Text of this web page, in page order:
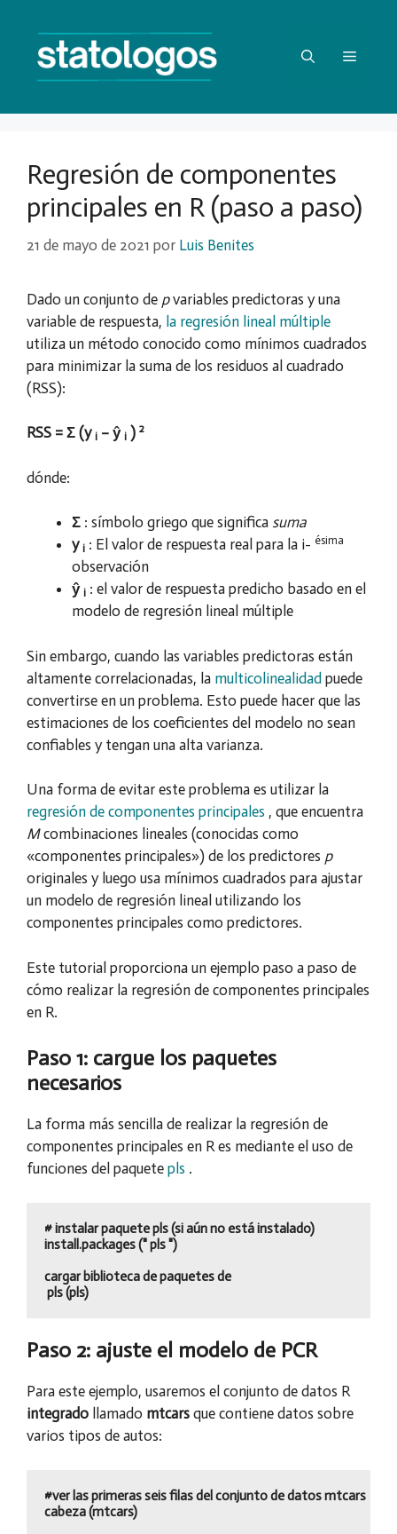
contenido
Menú
Regresión de componentes
principales en R (paso a paso)
21 de mayo de 2021 por Luis Benites
Dado un conjunto de pvariables predictoras y una
variable de respuesta, la regresión lineal múltiple
utiliza un método conocido como mínimos cuadrados
para minimizar la suma de los residuos al cuadrado
(RSS):
RSS = Σ (y i – ŷ i ) 2
dónde:
Σ : símbolo griego que significa suma
y i : El valor de respuesta real para la i- ésima
observación
ŷ i : el valor de respuesta predicho basado en el
modelo de regresión lineal múltiple
Sin embargo, cuando las variables predictoras están
altamente correlacionadas, la multicolinealidad puede
convertirse en un problema. Esto puede hacer que las
estimaciones de los coeficientes del modelo no sean
confiables y tengan una alta varianza.
Una forma de evitar este problema es utilizar la
regresión de componentes principales , que encuentra
Mcombinaciones lineales (conocidas como
«componentes principales») de los predictores p
originales y luego usa mínimos cuadrados para ajustar
un modelo de regresión lineal utilizando los
componentes principales como predictores.
Este tutorial proporciona un ejemplo paso a paso de
cómo realizar la regresión de componentes principales
en R.
Paso 1: cargue los paquetes
necesarios
La forma más sencilla de realizar la regresión de
componentes principales en R es mediante el uso de
funciones del paquete pls .
# instalar paquete pls (si aún no está instalado)
install.packages (" pls ")
cargar biblioteca de paquetes de
Paso 2: ajuste el modelo de PCR
Para este ejemplo, usaremos el conjunto de datos R
integrado llamado mtcars que contiene datos sobre
varios tipos de autos:
#ver las primeras seis filas del conjunto de datos mtcars
cabeza (mtcars)